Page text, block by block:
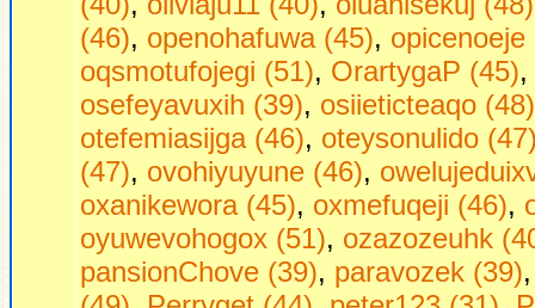
(46), openohafuwa (45), opicenoeje
oqsmotufojegi (51), OrartygaP (45),
osefeyavuxih (39), osiieticteaqo (48)
otefemiasijga (46), oteysonulido
(47), ovohiyuyune (46),
oxanikewora (45), oxmefuqeji (46),
oyuwevohogox (51), ozazozeuhk
pansionChove (39), paravozek (39)